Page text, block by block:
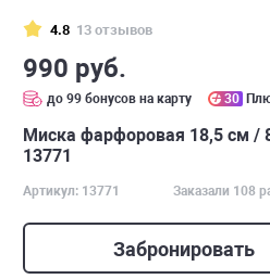
4.8 13 отзывов
990 руб.
до 99 бонусов на карту 30
Миска фарфоровая 18,5 см /
13771
Артикул: 13771 Заказали 108
Забронировать